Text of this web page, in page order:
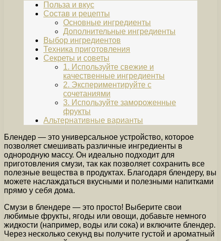
Польза и вкус
Состав и рецепты
Основные ингредиенты
Дополнительные ингредиенты
Выбор ингредиентов
Техника приготовления
Секреты и советы
1. Используйте свежие и
качественные ингредиенты
2. Экспериментируйте с
сочетаниями
3. Используйте замороженные
фрукты
Альтернативные варианты
Блендер — это универсальное устройство, которое
позволяет смешивать различные ингредиенты в
однородную массу. Он идеально подходит для
приготовления смузи, так как позволяет сохранить все
полезные вещества в продуктах. Благодаря блендеру, вы
можете наслаждаться вкусными и полезными напитками
прямо у себя дома.
Смузи в блендере — это просто! Выберите свои
любимые фрукты, ягоды или овощи, добавьте немного
жидкости (например, воды или сока) и включите блендер.
Через несколько секунд вы получите густой и ароматный